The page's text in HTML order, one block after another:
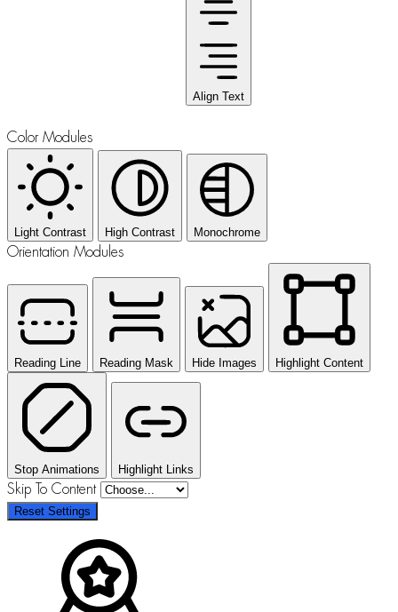
Align Text
Color Modules
Light Contrast High Contrast Monochrome
Orientation Modules
Reading Line Reading Mask Hide Images Highlight Content
Stop Animations Highlight Links
Skip To Content
Reset Settings